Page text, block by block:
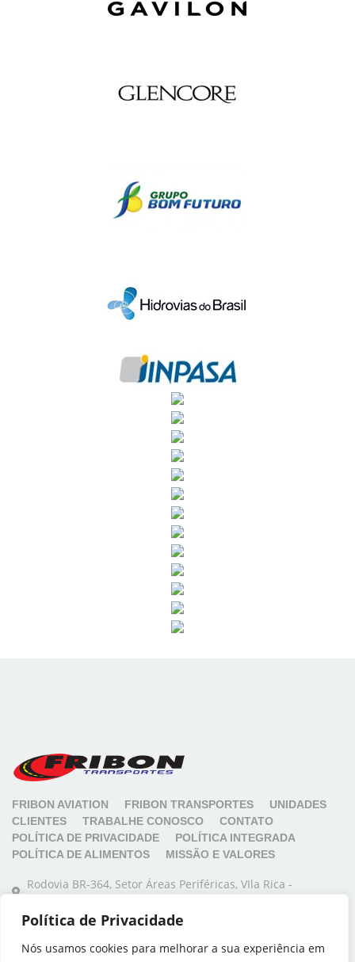
Política de Privacidade
Nós usamos cookies para melhorar a sua experiência em
FRIBON AVIATION FRIBON TRANSPORTES
UNIDADES
CLIENTES
TRABALHE CONOSCO
CONTATO
POLÍTICA DE PRIVACIDADE
POLÍTICA INTEGRADA
POLÍTICA DE ALIMENTOS
MISSÃO E VALORES
Rodovia BR-364, Setor Áreas Periféricas, VIla Rica -